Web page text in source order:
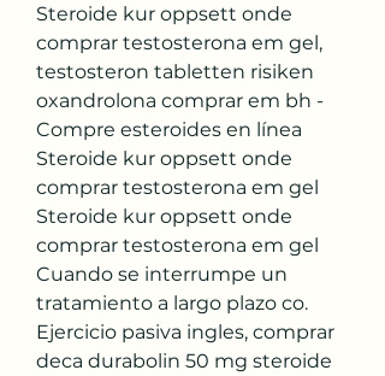
Steroide kur oppsett onde
comprar testosterona em gel,
testosteron tabletten risiken
oxandrolona comprar em bh -
Compre esteroides en línea
Steroide kur oppsett onde
comprar testosterona em gel
Steroide kur oppsett onde
comprar testosterona em gel
Cuando se interrumpe un
tratamiento a largo plazo co.
Ejercicio pasiva ingles, comprar
deca durabolin 50 mg steroide